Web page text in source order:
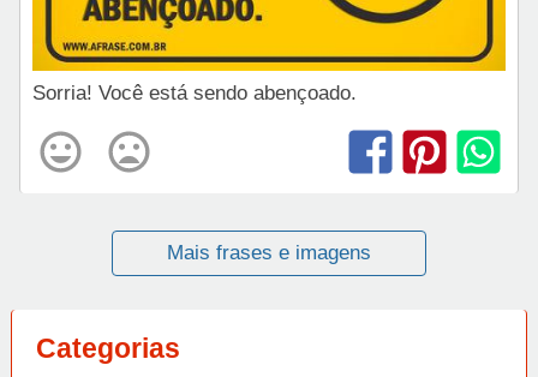
Sorria! Você está sendo abençoado.
Mais frases e imagens
Categorias